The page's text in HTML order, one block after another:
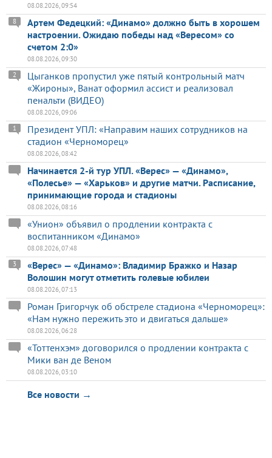
08.08.2026, 09:54
Артем Федецкий: «Динамо» должно быть в хорошем
настроении. Ожидаю победы над «Вересом» со
счетом 2:0»
8
08.08.2026, 09:30
Цыганков пропустил уже пятый контрольный матч
«Жироны», Ванат оформил ассист и реализовал
пенальти (ВИДЕО)
2
08.08.2026, 09:06
Президент УПЛ: «Направим наших сотрудников на
стадион «Черноморец»
1
08.08.2026, 08:42
Начинается 2-й тур УПЛ. «Верес» — «Динамо»,
«Полесье» — «Харьков» и другие матчи. Расписание,
принимающие города и стадионы
08.08.2026, 08:16
«Унион» объявил о продлении контракта с
воспитанником «Динамо»
08.08.2026, 07:48
«Верес» — «Динамо»: Владимир Бражко и Назар
Волошин могут отметить голевые юбилеи
3
08.08.2026, 07:13
Роман Григорчук об обстреле стадиона «Черноморец»:
«Нам нужно пережить это и двигаться дальше»
08.08.2026, 06:28
«Тоттенхэм» договорился о продлении контракта с
Мики ван де Веном
08.08.2026, 03:10
Все новости →